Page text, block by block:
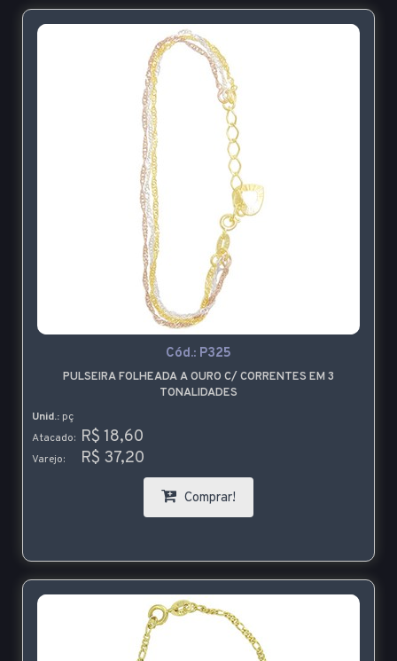
Cód.: P325
PULSEIRA FOLHEADA A OURO C/ CORRENTES EM 3
TONALIDADES
Unid.: pç
Atacado: R$ 18,60
Varejo: R$ 37,20
Comprar!